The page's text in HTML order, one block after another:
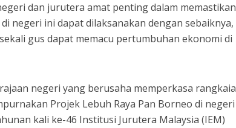
dan jurutera amat penting dalam memastikan
negeri ini dapat dilaksanakan dengan sebaiknya,
gus dapat memacu pertumbuhan ekonomi di
negeri yang berusaha memperkasa
Projek Lebuh Raya Pan Borneo di negeri
kali ke-46 Institusi Jurutera Malaysia (IEM)